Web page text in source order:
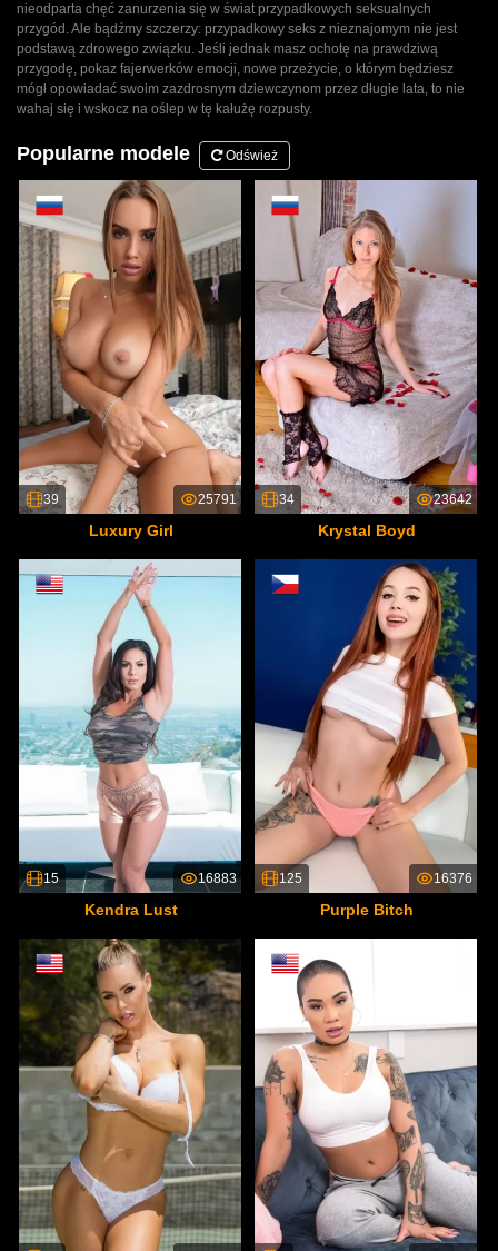
nieodparta chęć zanurzenia się w świat przypadkowych seksualnych
przygód. Ale bądźmy szczerzy: przypadkowy seks z nieznajomym nie jest
podstawą zdrowego związku. Jeśli jednak masz ochotę na prawdziwą
przygodę, pokaz fajerwerków emocji, nowe przeżycie, o którym będziesz
mógł opowiadać swoim zazdrosnym dziewczynom przez długie lata, to nie
wahaj się i wskocz na oślep w tę kałużę rozpusty.
Popularne modele Odśwież
39 25791
Luxury Girl
34 23642
Krystal Boyd
15 16883
Kendra Lust
125 16376
Purple Bitch